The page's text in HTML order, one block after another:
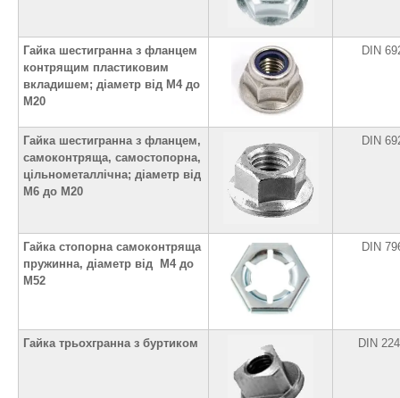
Гайка шестигранна з фланцем
контрящим пластиковим
вкладишем; діаметр від М4 до
М20
DIN
Гайка шестигранна з фланцем,
самоконтряща, самостопорна,
цільнометаллічна; діаметр від
М6 до М20
DIN
Гайка стопорна самоконтряща
пружинна, діаметр від М4 до
М52
DIN
Гайка трьохгранна з буртиком DIN